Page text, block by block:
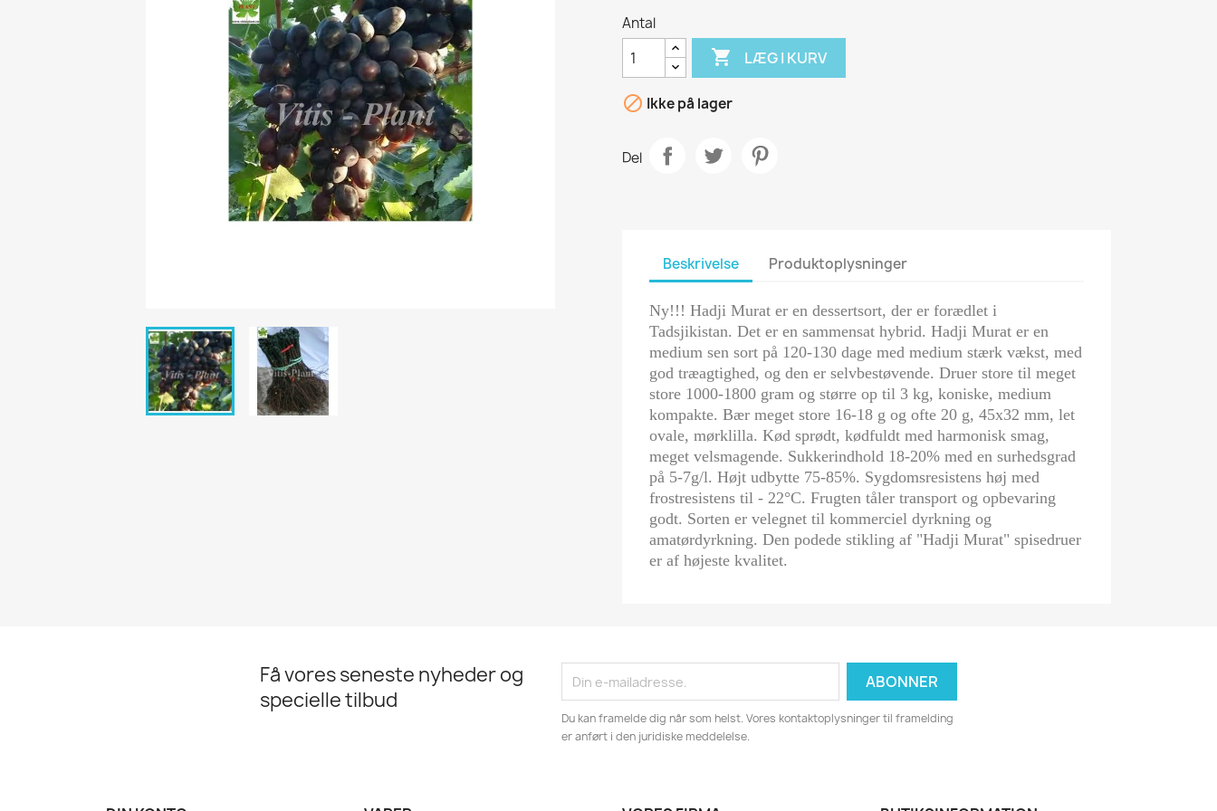
Antal
 LÆG I KURV
 Ikke på lager
Del
Beskrivelse Produktoplysninger
Ny!!! Hadji Murat er en dessertsort, der er forædlet i
Tadsjikistan. Det er en sammensat hybrid. Hadji Murat er en
medium sen sort på 120-130 dage med medium stærk vækst, med
god træagtighed, og den er selvbestøvende. Druer store til meget
store 1000-1800 gram og større op til 3 kg, koniske, medium
kompakte. Bær meget store 16-18 g og ofte 20 g, 45x32 mm, let
ovale, mørklilla. Kød sprødt, kødfuldt med harmonisk smag,
meget velsmagende. Sukkerindhold 18-20% med en surhedsgrad
på 5-7g/l. Højt udbytte 75-85%. Sygdomsresistens høj med
frostresistens til - 22°C. Frugten tåler transport og opbevaring
godt. Sorten er velegnet til kommerciel dyrkning og
amatørdyrkning. Den podede stikling af "Hadji Murat" spisedruer
er af højeste kvalitet.
Få vores seneste nyheder og
specielle tilbud
Du kan framelde dig når som helst. Vores kontaktoplysninger til framelding
er anført i den juridiske meddelelse.